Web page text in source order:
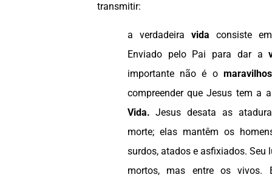
transmitir:
a verdadeira vida consiste
Enviado pelo Pai para dar a
importante não é o
compreender que Jesus tem a
Vida.Jesus desata as
morte; elas mantêm os
surdos, atados e asfixiados. Seu
mortos, mas entre os vivos.